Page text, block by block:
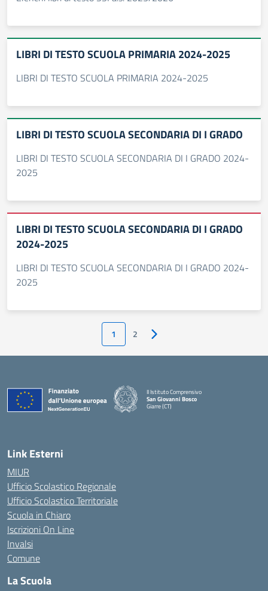
LIBRI DI TESTO SCUOLA PRIMARIA 2024-2025
LIBRI DI TESTO SCUOLA PRIMARIA 2024-2025
LIBRI DI TESTO SCUOLA SECONDARIA DI I GRADO
LIBRI DI TESTO SCUOLA SECONDARIA DI I GRADO 2024-
2025
LIBRI DI TESTO SCUOLA SECONDARIA DI I GRADO
2024-2025
LIBRI DI TESTO SCUOLA SECONDARIA DI I GRADO 2024-
2025
1 2 Pagina successiva
II Istituto Comprensivo
San Giovanni Bosco
Giarre (CT)
Link Esterni
MIUR
Ufficio Scolastico Regionale
Ufficio Scolastico Territoriale
Scuola in Chiaro
Iscrizioni On Line
Invalsi
Comune
La Scuola